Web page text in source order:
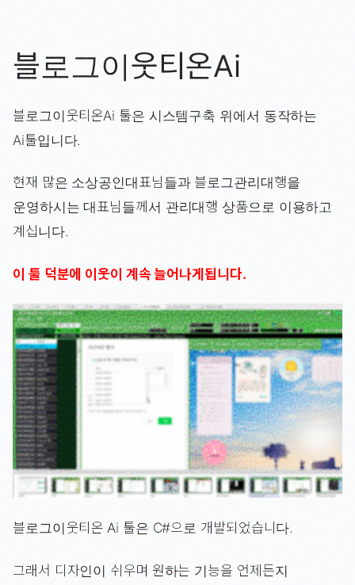
블로그이웃티온Ai
블로그이웃티온Ai 툴은 시스템구축 위에서 동작하는
Ai툴입니다.
현재 많은 소상공인대표님들과 블로그관리대행을
운영하시는 대표님들께서 관리대행 상품으로 이용하고
계십니다.
이 툴 덕분에 이웃이 계속 늘어나게됩니다.
블로그이웃티온 Ai 툴은 C#으로 개발되었습니다.
그래서 디자인이 쉬우며 원하는 기능을 언제든지